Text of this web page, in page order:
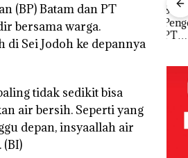
(BP) Batam dan PT
bersama warga.
Sei Jodoh ke depannya
tidak sedikit bisa
air bersih. Seperti yang
depan, insyaallah air
Bisnis
Wholesale
Network
Catat
Sebesar
12,7% Secara
Tahunan
‎Soal
Pengerukan
PT
McDermott
Khusus
Batam
Tegaskan
Perizinan
Ada di BP